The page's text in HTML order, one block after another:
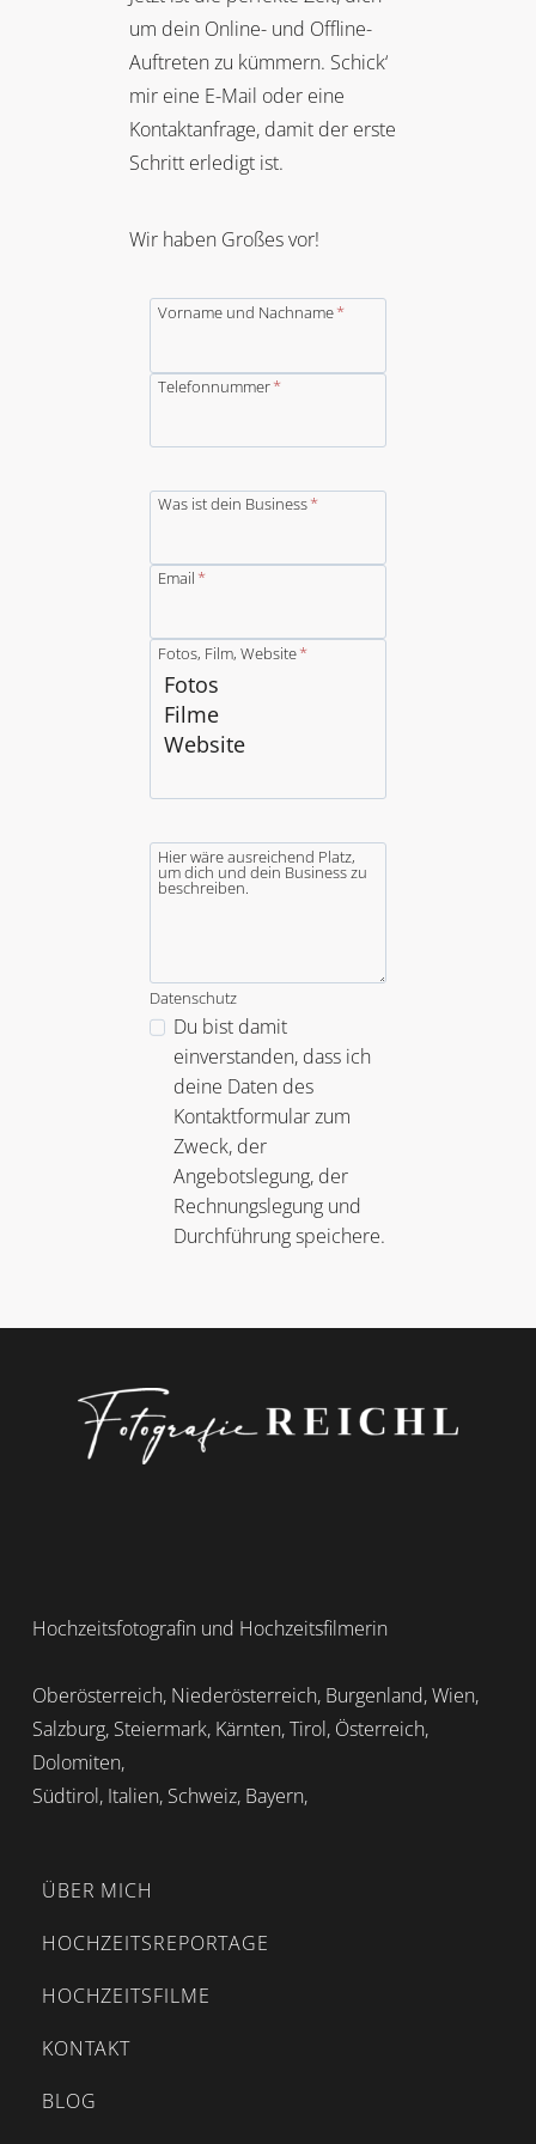
um dein Online- und Offline-
Auftreten zu kümmern. Schick‘
mir eine E-Mail oder eine
Kontaktanfrage, damit der erste
Schritt erledigt ist.
Wir haben Großes vor!
Vorname und Nachname*
Telefonnummer*
Was ist dein Business*
Email *
Fotos, Film, Website*
Hier wäre ausreichend Platz,
um dich und dein Business zu
beschreiben.
Datenschutz
Du bist damit
einverstanden, dass ich
deine Daten des
Kontaktformular zum
Zweck, der
Angebotslegung, der
Rechnungslegung und
Durchführung speichere.
Hochzeitsfotografin und Hochzeitsfilmerin
Oberösterreich, Niederösterreich, Burgenland, Wien,
Salzburg, Steiermark, Kärnten, Tirol, Österreich,
Dolomiten,
Südtirol, Italien, Schweiz, Bayern,
ÜBER MICH
HOCHZEITSREPORTAGE
HOCHZEITSFILME
KONTAKT
BLOG